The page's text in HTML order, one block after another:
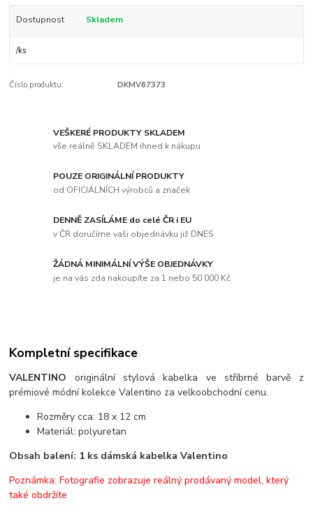
Dostupnost Skladem
/ks
Číslo produktu: DKMV67373
VEŠKERÉ PRODUKTY SKLADEM
vše reálně SKLADEM ihned k nákupu
POUZE ORIGINÁLNÍ PRODUKTY
od OFICIÁLNÍCH výrobců a značek
DENNĚ ZASÍLÁME do celé ČR i EU
v ČR doručíme vaši objednávku již DNES
ŽÁDNÁ MINIMÁLNÍ VÝŠE OBJEDNÁVKY
je na vás zda nakoupíte za 1 nebo 50 000 Kč
Kompletní specifikace
VALENTINO originální stylová kabelka ve stříbrné barvě z
prémiové módní kolekce Valentino za velkoobchodní cenu.
Rozměry cca: 18 x 12 cm
Materiál: polyuretan
Obsah balení: 1 ks dámská kabelka Valentino
Poznámka: Fotografie zobrazuje reálný prodávaný model, který
také obdržíte